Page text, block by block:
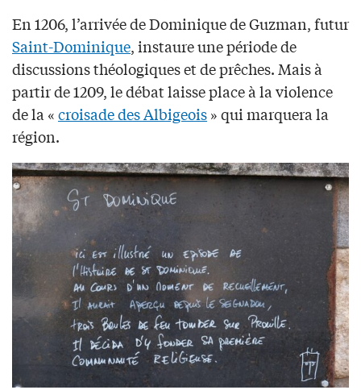
En 1206, l’arrivée de Dominique de Guzman, futur
Saint-Dominique, instaure une période de
discussions théologiques et de prêches. Mais à
partir de 1209, le débat laisse place à la violence
de la «croisade des Albigeois» qui marquera la
région.